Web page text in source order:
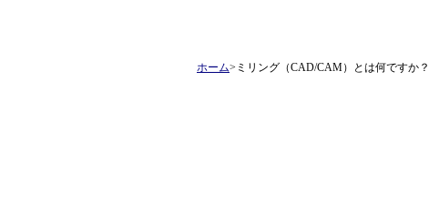
ホーム>ミリング（CAD/CAM）とは何ですか？